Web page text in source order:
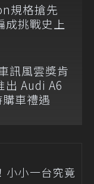
規格搶先
成挑戰史上
訊風雲獎肯
出 Audi A6
車禮遇
小小一台究竟